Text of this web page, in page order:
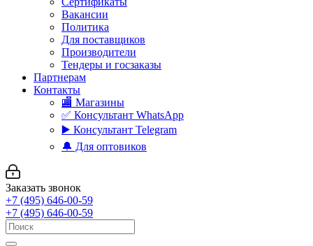
Вакансии
Политика
Для поставщиков
Производители
Тендеры и госзаказы
Партнерам
Контакты
🏬 Магазины
✅️ Консультант WhatsApp
▶️ Консультант Telegram
🔔 Для оптовиков
Заказать звонок
+7 (495) 646-00-59
+7 (495) 646-00-59